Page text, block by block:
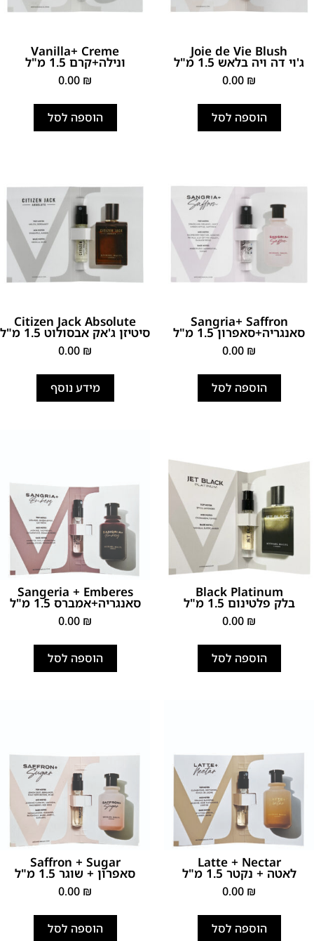
Joie de Vie Blush
ג'וי דה ויה בלאש 1.5 מ"ל
0.00 ₪
הוספה לסל
Vanilla+ Creme
ונילה+קרם 1.5 מ"ל
0.00 ₪
הוספה לסל
Sangria+ Saffron
סאנגריה+סאפרון 1.5 מ"ל
0.00 ₪
הוספה לסל
Citizen Jack Absolute
סיטיזן ג'אק אבסולוט 1.5 מ"ל
0.00 ₪
מידע נוסף
Black Platinum
בלק פלטינום 1.5 מ"ל
0.00 ₪
הוספה לסל
Sangeria + Emberes
סאנגריה+אמברס 1.5 מ"ל
0.00 ₪
הוספה לסל
Latte + Nectar
לאטה + נקטר 1.5 מ"ל
0.00 ₪
הוספה לסל
Saffron + Sugar
סאפרון + שוגר 1.5 מ"ל
0.00 ₪
הוספה לסל